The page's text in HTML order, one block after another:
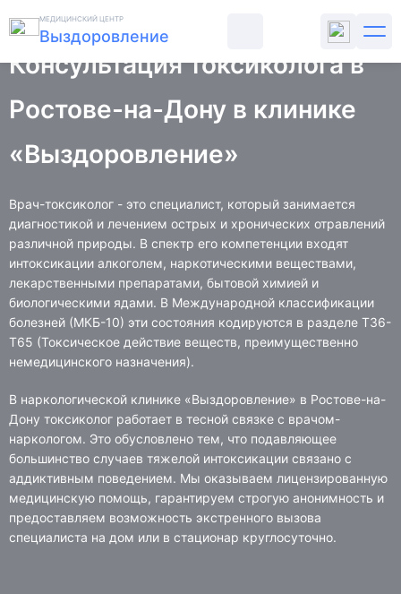
МЕДИЦИНСКИЙ ЦЕНТР
Выздоровление
ЛЕЧЕНИЕ АЛКОГОЛИЗМА
ЛЕЧЕНИЕ НАРКОМАНИИ
ПСИХИАТРИЯ
РЕАБИЛИТАЦИЯ
ЦЕНЫ
О КЛИНИКЕ
СТАТЬИ
КОНТАКТЫ
Ростов-на-Дону, ул. Мадояна, д. 77
Анонимно, круглосуточно:
Главная Лечение наркомании Консультация токсиколога
Консультация токсиколога в
Ростове-на-Дону в клинике
«Выздоровление»
Врач-токсиколог - это специалист, который занимается
диагностикой и лечением острых и хронических отравлений
различной природы. В спектр его компетенции входят
интоксикации алкоголем, наркотическими веществами,
лекарственными препаратами, бытовой химией и
биологическими ядами. В Международной классификации
болезней (МКБ-10) эти состояния кодируются в разделе T36-
T65 (Токсическое действие веществ, преимущественно
немедицинского назначения).
В наркологической клинике «Выздоровление» в Ростове-на-
Дону токсиколог работает в тесной связке с врачом-
наркологом. Это обусловлено тем, что подавляющее
большинство случаев тяжелой интоксикации связано с
аддиктивным поведением. Мы оказываем лицензированную
медицинскую помощь, гарантируем строгую анонимность и
предоставляем возможность экстренного вызова
специалиста на дом или в стационар круглосуточно.